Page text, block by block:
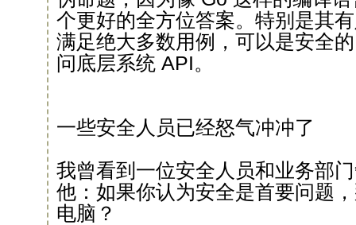
个更好的全方位答案。特别是其
满足绝大多数用例，可以是安全
问底层系统 API。
一些安全人员已经怒气冲冲了
我曾看到一位安全人员和业务部
他：如果你认为安全是首要问题
电脑？